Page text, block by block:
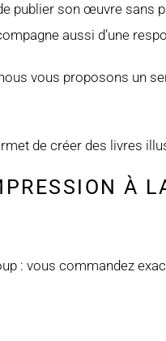
publier son œuvre
aussi d’une
vous proposons un
de créer des livres
À
: vous commandez